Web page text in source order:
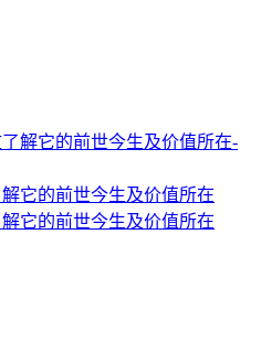
它的前世今生及价值所在
它的前世今生及价值所在